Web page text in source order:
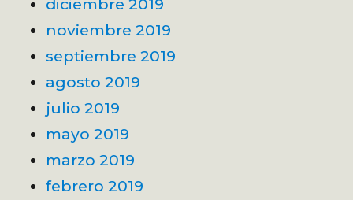
diciembre 2019
noviembre 2019
septiembre 2019
agosto 2019
julio 2019
mayo 2019
marzo 2019
febrero 2019